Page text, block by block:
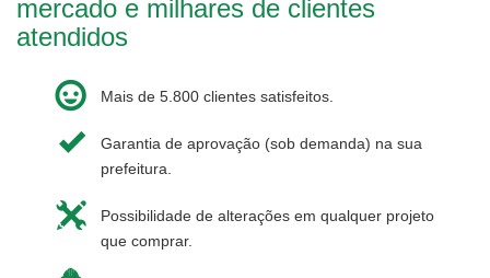
mercado e milhares de clientes
atendidos
Mais de 5.800 clientes satisfeitos.
Garantia de aprovação (sob demanda) na sua
prefeitura.
Possibilidade de alterações em qualquer projeto
que comprar.